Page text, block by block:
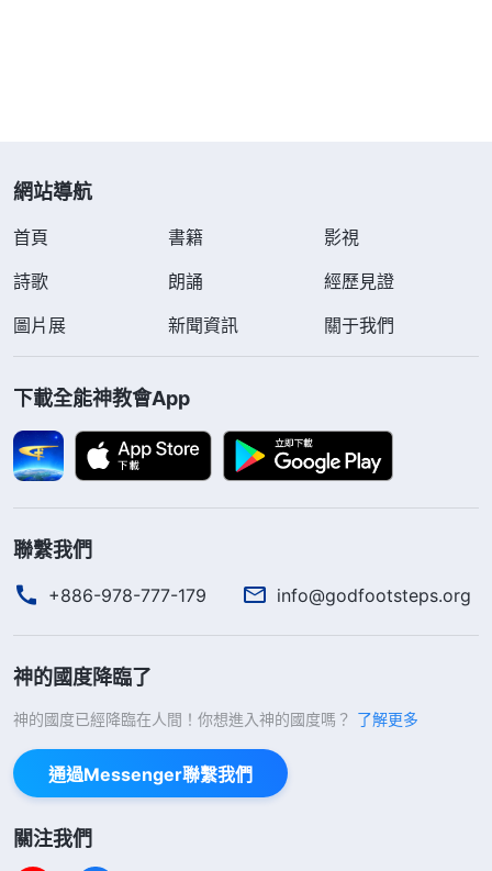
但性情充滿的人，還能常常身不由己地犯罪抵擋神。
好行為，一旦别人做事觸及我們的利益，我們就能論
斷人、教訓人，流露血氣。還有，我們外表為主跑路
作工，施捨奉獻，但裏面却滿了摻雜和交易，是為了
求得神的賞賜、祝福與天國的福分，并不是真正的愛
主。主是聖潔的，我們還常常活在罪中，總是認罪犯
罪，根本没資格進入神的國。
身，發表話語作了一步審判從神家起首的工作，來徹
底解决人類犯罪的根源問題，之後把得潔净的人帶入
能領會）。 只等真理的聖靈來了，他要引導你們進入
一切的真理；因為他不是憑自己説的，乃是把他所聽
見的都説出來，并要把將來的事告訴你們。
福音16:12-13）『若有人聽見我的話不遵守，我不審判
他。我來本不是要審判世界，乃是要拯救世界。弃絶
網站導航
首頁 書籍
影視
詩歌
朗誦
經歷見證
圖片展
新聞資訊 關于我們
下載全能神教會App
聯繫我們
+886-978-777-179 info@godfootsteps.org
神的國度降臨了
神的國度已經降臨在人間！你想進入神的國度嗎？ 了解更多
通過Messenger聯繫我們
關注我們